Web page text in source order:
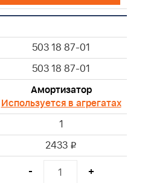
503 18 87-01
503 18 87-01
Амортизатор
Используется в агрегатах
1
2433 i
- +